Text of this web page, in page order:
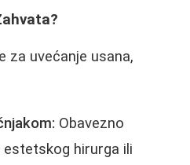
za uvećanje usana,
Obavezno
hirurga ili